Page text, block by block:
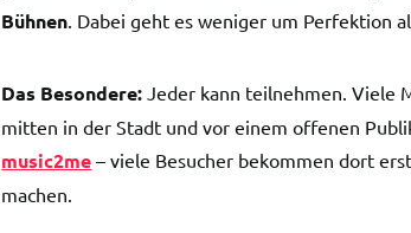
Bühnen. Dabei geht es weniger um Perfektion
Das Besondere: Jeder kann teilnehmen. Viele
mitten in der Stadt und vor einem offenen
music2me – viele Besucher bekommen dort
machen.